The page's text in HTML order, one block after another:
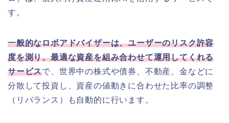
す。
一般的なロボアドバイザーは、ユーザーのリスク許容
度を測り、最適な資産を組み合わせて運用してくれる
サービスで、世界中の株式や債券、不動産、金などに
分散して投資し、資産の値動きに合わせた比率の調整
（リバランス）も自動的に行います。